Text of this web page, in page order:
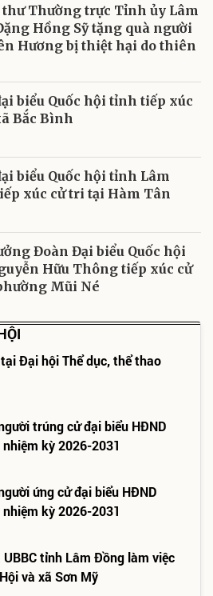
thư Thường trực Tỉnh ủy Lâm
Hồng Sỹ tặng quà người
Hương bị thiệt hại do thiên
biểu Quốc hội tỉnh tiếp xúc
Bắc Bình
biểu Quốc hội tỉnh Lâm
xúc cử tri tại Hàm Tân
Đoàn Đại biểu Quốc hội
Hữu Thông tiếp xúc cử
Mũi Né
Đại hội Thể dục, thể thao
trúng cử đại biểu HĐND
kỳ 2026-2031
ứng cử đại biểu HĐND
kỳ 2026-2031
tỉnh Lâm Đồng làm việc
và xã Sơn Mỹ